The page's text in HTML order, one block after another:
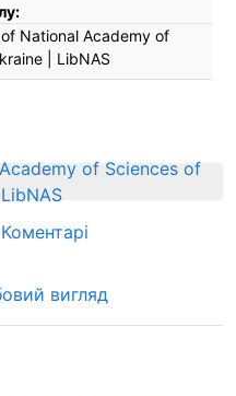
National Academy of
| LibNAS
of Sciences of
Коментарі
вигляд